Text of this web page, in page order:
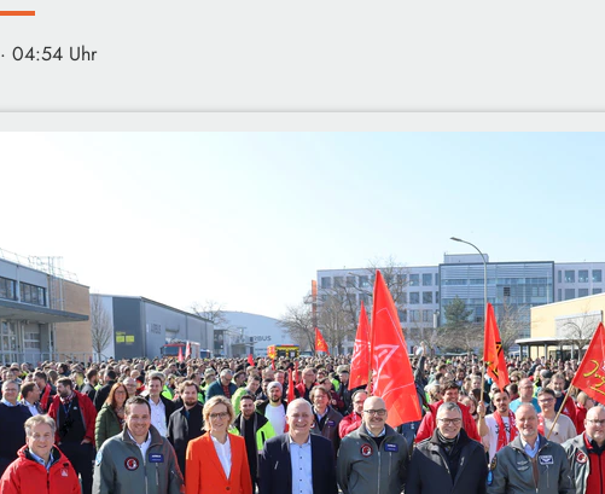
· 04:54 Uhr